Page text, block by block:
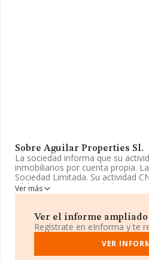
Sobre Aguilar Properties Sl.
La sociedad informa que su
inmobiliarios por cuenta propia.
Sociedad Limitada. Su actividad
código 6820. La sociedad no
Morgenstern núm. 12 Bj A,
Con los datos a disposición de
nacional la facturación asciende
facturación entre todas las
Ver más
Ver el informe ampliado
Regístrate en eInforma y te
VER